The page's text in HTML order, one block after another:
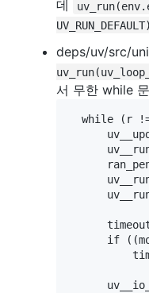
데
deps/uv/src/
서 무한 while
while (r
if